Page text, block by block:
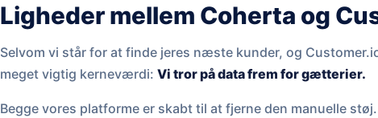
Ligheder mellem Coherta og
Selvom vi står for at finde jeres næste kunder, og
meget vigtig kerneværdi: Vi tror på data frem for gætterier.
Begge vores platforme er skabt til at fjerne den manuelle